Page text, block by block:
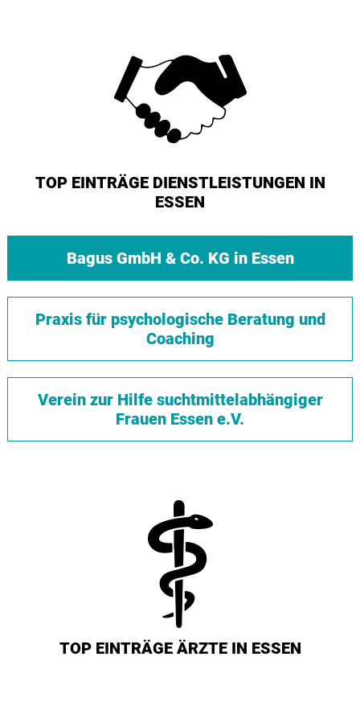
TOP EINTRÄGE DIENSTLEISTUNGEN IN
ESSEN
Bagus GmbH & Co. KG in Essen
Praxis für psychologische Beratung und
Coaching
Verein zur Hilfe suchtmittelabhängiger
Frauen Essen e.V.
TOP EINTRÄGE ÄRZTE IN ESSEN